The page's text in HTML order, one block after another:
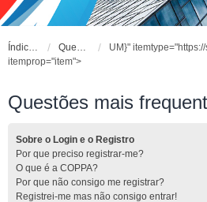
Índice do fórum Questões mais frequentes
UM}"
itemprop="item">
Questões mais
Sobre o Login e o Registro
Por que preciso registrar-me?
O que é a COPPA?
Por que não consigo me registrar?
Registrei-me mas não consigo entrar!